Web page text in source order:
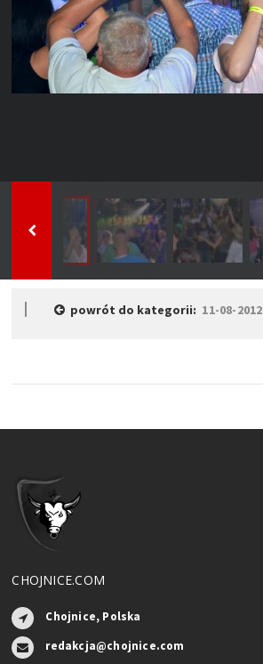
powrót do kategorii: 11-08-2012
CHOJNICE.COM
Chojnice, Polska
redakcja@chojnice.com